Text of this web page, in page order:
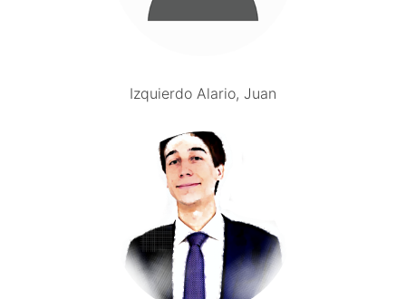
Izquierdo Alario, Juan